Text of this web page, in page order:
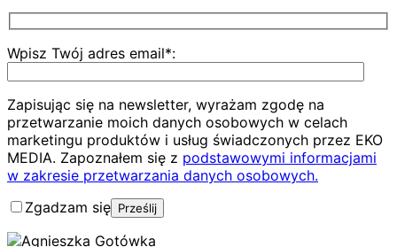
Wpisz Twój adres email*:
Zapisując się na newsletter, wyrażam zgodę na
przetwarzanie moich danych osobowych w celach
marketingu produktów i usług świadczonych przez EKO
MEDIA. Zapoznałem się z podstawowymi informacjami
w zakresie przetwarzania danych osobowych.
Zgadzam się